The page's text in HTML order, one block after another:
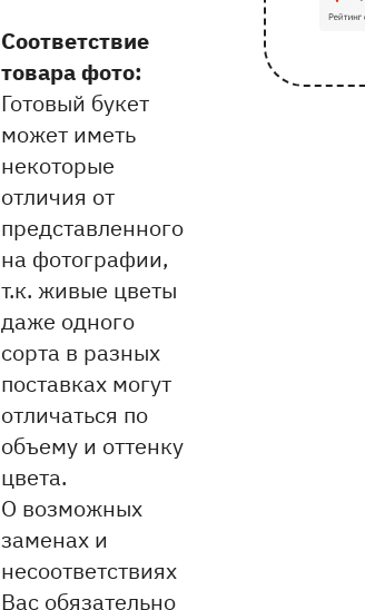
Соответствие
товара фото:
Готовый букет
может иметь
некоторые
отличия от
представленного
на фотографии,
т.к. живые цветы
даже одного
сорта в разных
поставках могут
отличаться по
объему и оттенку
цвета.
О возможных
заменах и
несоответствиях
Вас обязательно